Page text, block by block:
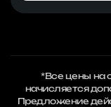
*Все цены на
начисляется
Предложение